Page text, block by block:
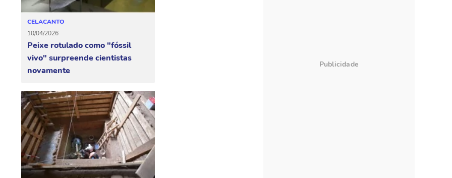
CELACANTO
10/04/2026
Peixe rotulado como "fóssil
vivo" surpreende cientistas
novamente